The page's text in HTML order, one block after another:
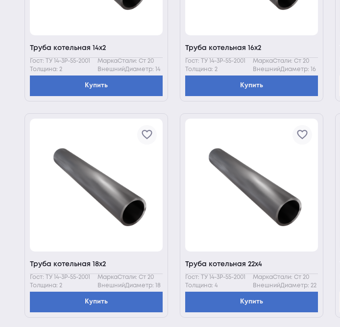
Труба котельная 14х2
Гост: ТУ 14-3Р-55-2001
МаркаСтали: Ст 20
Толщина: 2
ВнешнийДиаметр: 14
Купить
Труба котельная 16х2
Гост: ТУ 14-3Р-55-2001
МаркаСтали: Ст 20
Толщина: 2
ВнешнийДиаметр: 16
Купить
Труба котельная 18х2
Гост: ТУ 14-3Р-55-2001
МаркаСтали: Ст 20
Толщина: 2
ВнешнийДиаметр: 18
Купить
Труба котельная 22х4
Гост: ТУ 14-3Р-55-2001
МаркаСтали: Ст 20
Толщина: 4
ВнешнийДиаметр: 22
Купить